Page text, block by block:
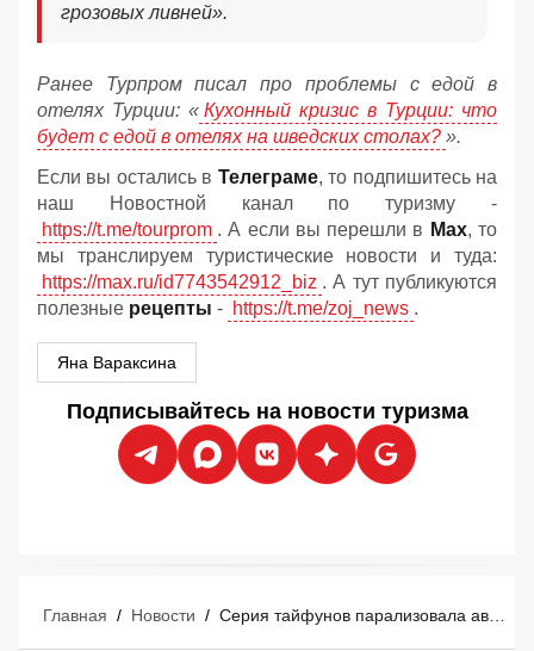
грозовых ливней».
Ранее Турпром писал про проблемы с едой в
отелях Турции: « Кухонный кризис в Турции: что
будет с едой в отелях на шведских столах? ».
Если вы остались в Телеграме, то подпишитесь на
наш Новостной канал по туризму -
https://t.me/tourprom . А если вы перешли в Мах, то
мы транслируем туристические новости и туда:
https://max.ru/id7743542912_biz . А тут публикуются
полезные рецепты - https://t.me/zoj_news .
Яна Вараксина
Подписывайтесь на новости туризма
Главная / Новости /